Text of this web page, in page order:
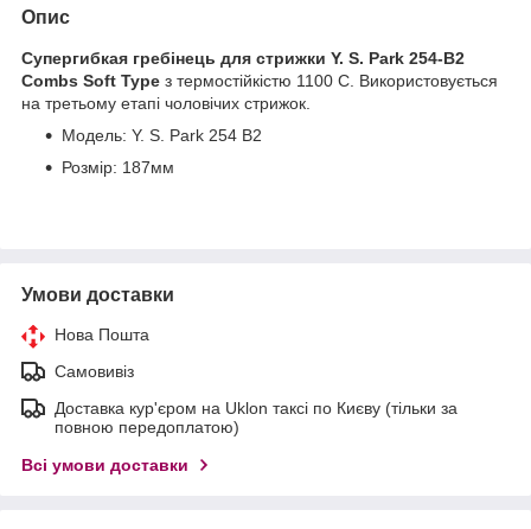
Опис
Супергибкая гребінець для стрижки Y. S. Park 254-B2
Combs Soft Type з термостійкістю 1100 С. Використовується
на третьому етапі чоловічих стрижок.
Модель: Y. S. Park 254 B2
Розмір: 187мм
Умови доставки
Нова Пошта
Самовивіз
Доставка кур'єром на Uklon таксі по Києву (тільки за
повною передоплатою)
Всі умови доставки